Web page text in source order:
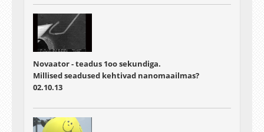
Novaator - teadus 1oo sekundiga.
Millised seadused kehtivad nanomaailmas?
02.10.13